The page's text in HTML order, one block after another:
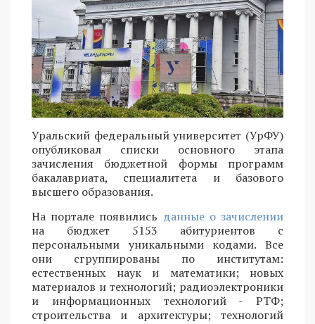
Уральский федеральный университет (УрФУ)
опубликовал списки основного этапа
зачисления бюджетной формы программ
бакалавриата, специалитета и базового
высшего образования.
На портале появились данные о зачислении
на бюджет 5153 абитуриентов с
персональными уникальными кодами. Все
они сгруппированы по институтам:
естественных наук и математики; новых
материалов и технологий; радиоэлектроники
и информационных технологий - РТФ;
строительства и архитектуры; технологий